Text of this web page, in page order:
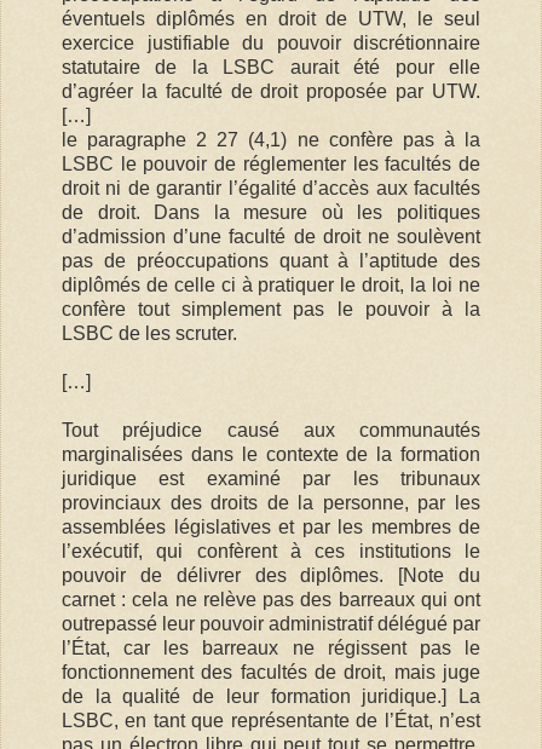
éventuels diplômés en droit de UTW, le seul
exercice justifiable du pouvoir discrétionnaire
statutaire de la LSBC aurait été pour elle
d’agréer la faculté de droit proposée par UTW.
[…]
le paragraphe 2 27 (4,1) ne confère pas à la
LSBC le pouvoir de réglementer les facultés de
droit ni de garantir l’égalité d’accès aux facultés
de droit. Dans la mesure où les politiques
d’admission d’une faculté de droit ne soulèvent
pas de préoccupations quant à l’aptitude des
diplômés de celle ci à pratiquer le droit, la loi ne
confère tout simplement pas le pouvoir à la
LSBC de les scruter.
[…]
Tout préjudice causé aux communautés
marginalisées dans le contexte de la formation
juridique est examiné par les tribunaux
provinciaux des droits de la personne, par les
assemblées législatives et par les membres de
l’exécutif, qui confèrent à ces institutions le
pouvoir de délivrer des diplômes. [Note du
carnet : cela ne relève pas des barreaux qui ont
outrepassé leur pouvoir administratif délégué par
l’État, car les barreaux ne régissent pas le
fonctionnement des facultés de droit, mais juge
de la qualité de leur formation juridique.] La
LSBC, en tant que représentante de l’État, n’est
pas un électron libre qui peut tout se permettre.